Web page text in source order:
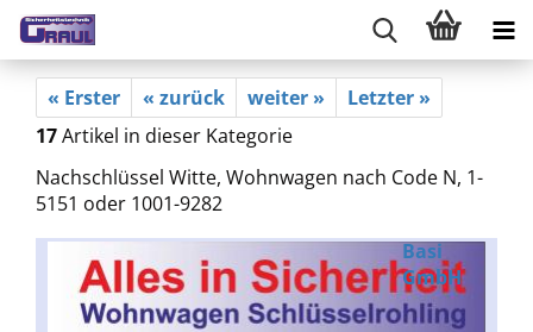
« Erster « zurück weiter »
Letzter »
17Artikel in dieser Kategorie
Nachschlüssel Witte, Wohnwagen nach Code N, 1-
5151 oder 1001-9282
Basi
GmbH